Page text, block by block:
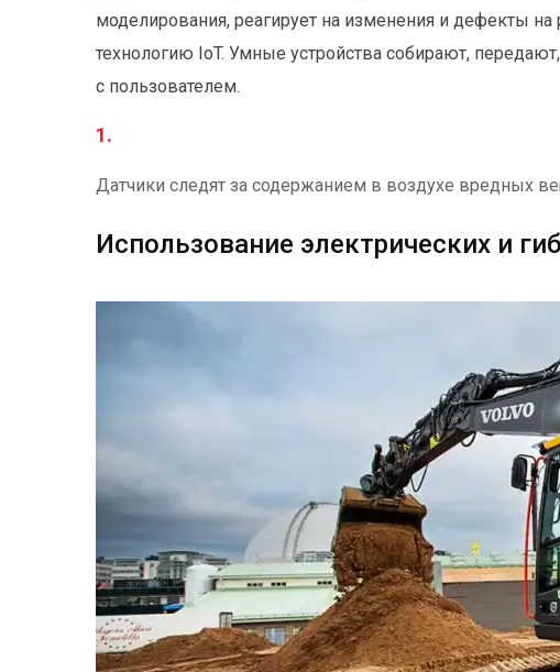
моделирования, реагирует на изменения и дефекты
технологию IoT. Умные устройства собирают,
с пользователем.
Датчики следят за содержанием в воздухе вредных
Использование электрических и